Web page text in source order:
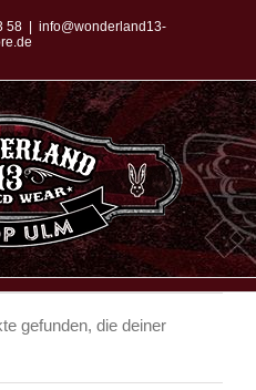
58
info@wonderland13-
gefunden, die deiner